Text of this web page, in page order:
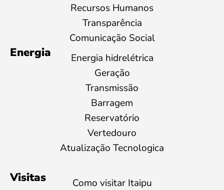
Recursos Humanos
Transparência
Comunicação Social
Energia
Energia hidrelétrica
Geração
Transmissão
Barragem
Reservatório
Vertedouro
Atualização Tecnologica
Visitas
Como visitar Itaipu